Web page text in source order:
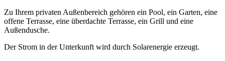
Zu Ihrem privaten Außenbereich gehören ein Pool, ein Garten, eine
offene Terrasse, eine überdachte Terrasse, ein Grill und eine
Außendusche.
Der Strom in der Unterkunft wird durch Solarenergie erzeugt.